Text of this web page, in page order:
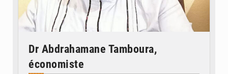
Dr Abdrahamane Tamboura,
économiste